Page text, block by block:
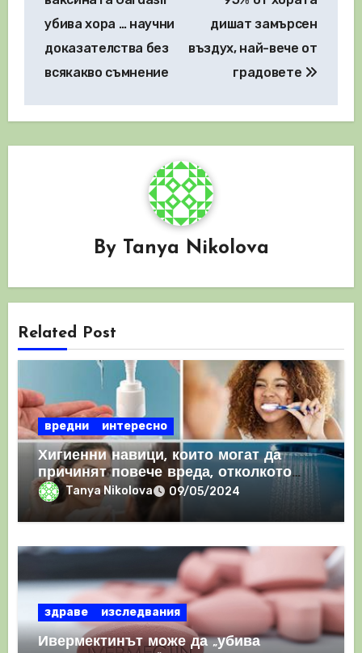
убива хора … научни
доказателства без
всякакво съмнение
дишат замърсен
въздух, най-вече от
градовете
By Tanya Nikolova
Related Post
вредни интересно
Хигиенни навици, които могат да
причинят повече вреда, отколкото
ползаTanya Nikolova 09/05/2024
здраве изследвания
Ивермектинът може да „убива